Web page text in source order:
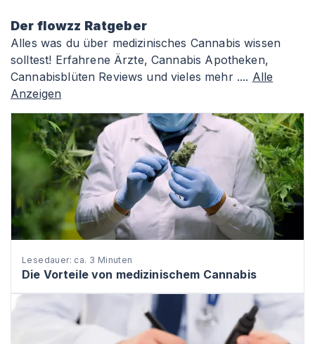
Der flowzz Ratgeber
Alles was du über medizinisches Cannabis wissen
solltest! Erfahrene Ärzte, Cannabis Apotheken,
Cannabisblüten Reviews und vieles mehr .... Alle
Anzeigen
Lesedauer: ca. 3 Minuten
Die Vorteile von medizinischem Cannabis